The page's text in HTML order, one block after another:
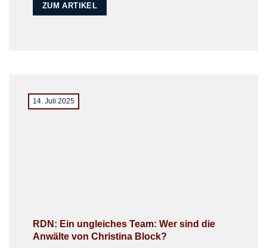
ZUM ARTIKEL
RDN: Ein ungleiches Team: Wer sind die
Anwälte von Christina Block?
14. Juli 2025